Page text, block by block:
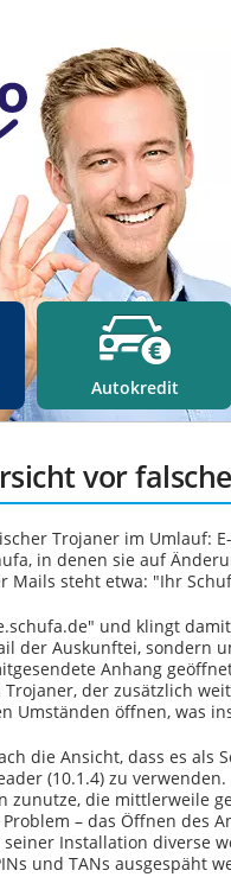
Autokredit
vor
Trojaner im Umlauf:
in denen sie auf
Mails steht etwa: "Ihr
und klingt
der Auskunftei, sondern
Anhang
Trojaner, der zusätzlich
Umständen öffnen, was
die Ansicht, dass es als
(10.1.4) zu
zunutze, die mittlerweile
– das Öffnen des
Installation diverse
und TANs ausgespäht